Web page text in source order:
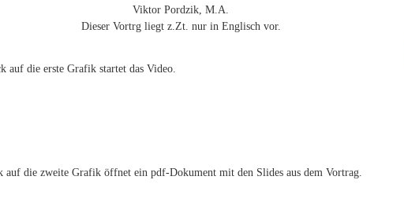
Viktor Pordzik, M.A.
Dieser Vortrg liegt z.Zt. nur in Englisch vor.
auf die erste Grafik startet das Video.
auf die zweite Grafik öffnet ein pdf-Dokument mit den Slides aus dem Vortrag.